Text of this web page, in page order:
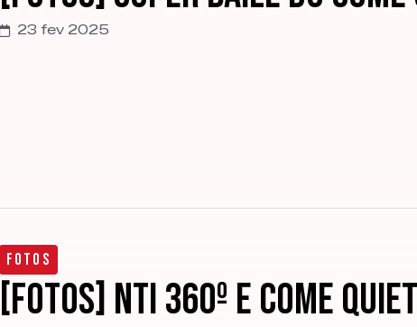
23 fev 2025
Fotos
[FOTOS] NTI 360º e Come